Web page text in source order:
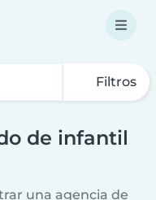
Filtros
de infantil
una agencia de